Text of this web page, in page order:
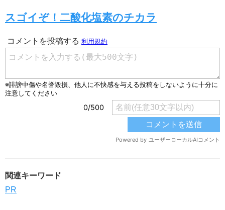
スゴイぞ！二酸化塩素のチカラ
関連キーワード
PR